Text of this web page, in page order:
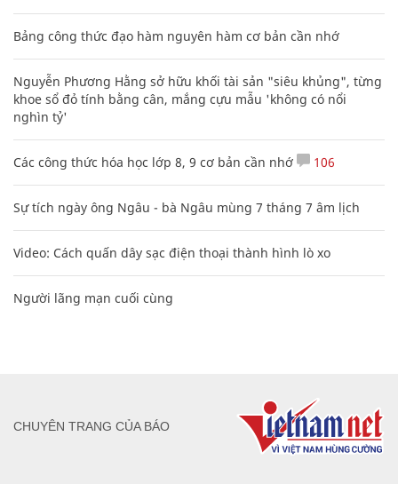
Bảng công thức đạo hàm nguyên hàm cơ bản cần nhớ
Nguyễn Phương Hằng sở hữu khối tài sản "siêu khủng", từng
khoe sổ đỏ tính bằng cân, mắng cựu mẫu 'không có nổi
nghìn tỷ'
Các công thức hóa học lớp 8, 9 cơ bản cần nhớ 106
Sự tích ngày ông Ngâu - bà Ngâu mùng 7 tháng 7 âm lịch
Video: Cách quấn dây sạc điện thoại thành hình lò xo
Người lãng mạn cuối cùng
CHUYÊN TRANG CỦA BÁO